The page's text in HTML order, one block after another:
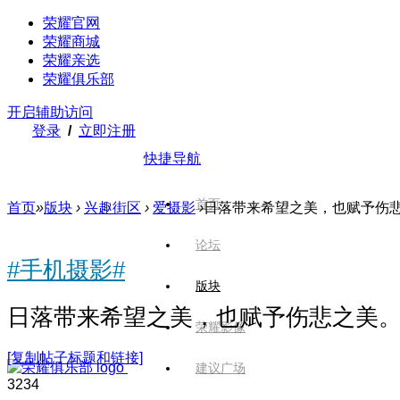
荣耀官网
荣耀商城
荣耀亲选
荣耀俱乐部
开启辅助访问
登录 / 立即注册
快捷导航
首页
论坛
版块
荣耀影像
建议广场
首页»版块 › 兴趣街区 › 爱摄影 ›日落带来希望之美，也赋予伤
#手机摄影#
日落带来希望之美，也赋予伤悲之美。
[复制帖子标题和链接]
3234